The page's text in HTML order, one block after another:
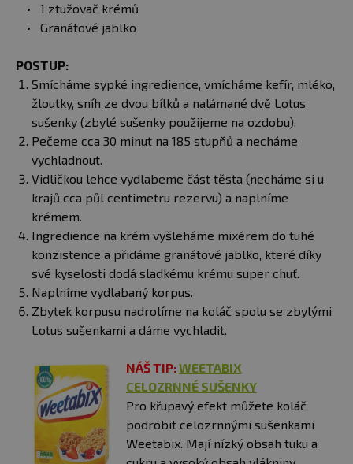
1 ztužovač krémů
Granátové jablko
POSTUP:
Smícháme sypké ingredience, vmícháme kefír, mléko,
žloutky, sníh ze dvou bílků a nalámané dvě Lotus
sušenky (zbylé sušenky použijeme na ozdobu).
Pečeme cca 30 minut na 185 stupňů a necháme
vychladnout.
Vidličkou lehce vydlabeme část těsta (necháme si u
krajů cca půl centimetru rezervu) a naplníme
krémem.
Ingredience na krém vyšleháme mixérem do tuhé
konzistence a přidáme granátové jablko, které díky
své kyselosti dodá sladkému krému super chuť.
Naplníme vydlabaný korpus.
Zbytek korpusu nadrolíme na koláč spolu se zbylými
Lotus sušenkami a dáme vychladit.
NÁŠ TIP:WEETABIX
CELOZRNNÉ SUŠENKY
Pro křupavý efekt můžete koláč
podrobit celozrnnými sušenkami
Weetabix. Mají nízký obsah tuku a